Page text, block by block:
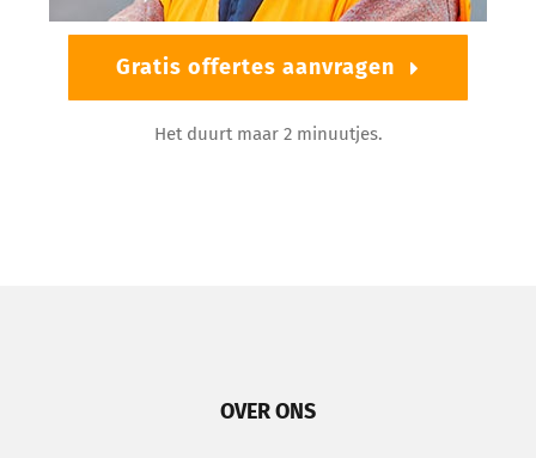
Gratis offertes aanvragen
Het duurt maar 2 minuutjes.
OVER ONS